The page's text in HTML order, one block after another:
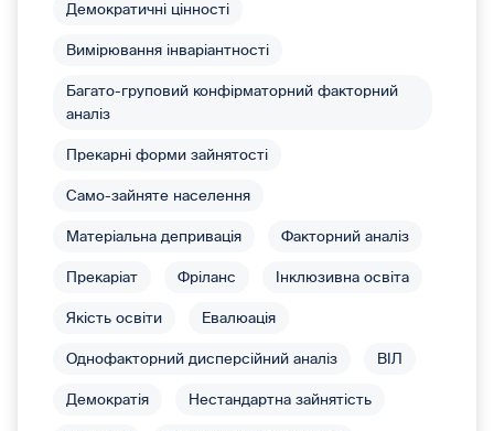
Демократичні цінності
Вимірювання інваріантності
Багато-груповий конфірматорний факторний
аналіз
Прекарні форми зайнятості
Само-зайняте населення
Матеріальна депривація Факторний аналіз
Прекаріат Фріланс Інклюзивна освіта
Якість освіти Евалюація
Однофакторний дисперсійний аналіз ВІЛ
Демократія Нестандартна зайнятість